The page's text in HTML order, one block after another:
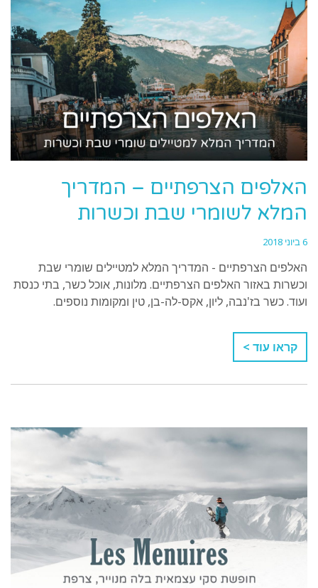
האלפים הצרפתיים – המדריך
המלא לשומרי שבת וכשרות
6 ביוני 2018
האלפים הצרפתיים - המדריך המלא למטיילים שומרי שבת
וכשרות באזור האלפים הצרפתיים. מלונות, אוכל כשר, בתי כנסת
ועוד. כשר בז'נבה, ליון, אקס-לה-בן, טין ומקומות נוספים.
קראו עוד >